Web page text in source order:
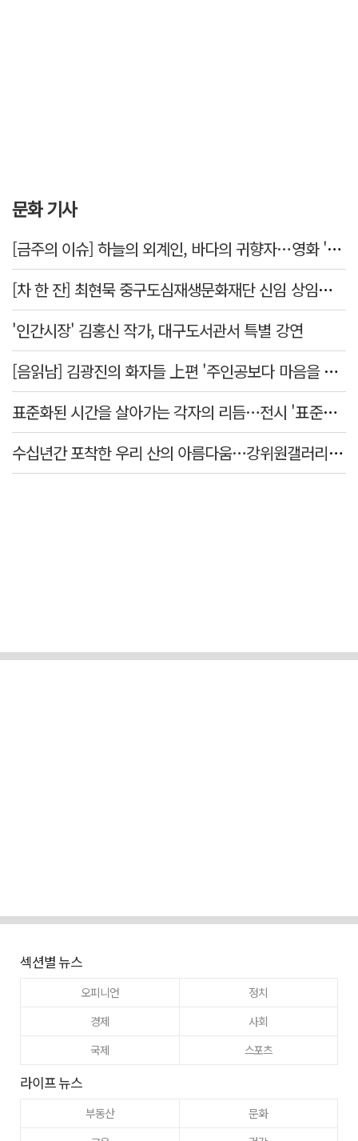
문화 기사
[금주의 이슈] 하늘의 외계인, 바다의 귀향자…영화 '호프'와 '오디세이'
[차 한 잔] 최현묵 중구도심재생문화재단 신임 상임이사 "서문시장·경상감영 등 지역 자원 활용…문화의 일상화"
'인간시장' 김홍신 작가, 대구도서관서 특별 강연
[음읽남] 김광진의 화자들 上편 '주인공보다 마음을 쓴 사람'
표준화된 시간을 살아가는 각자의 리듬…전시 '표준시차'
수십년간 포착한 우리 산의 아름다움…강위원갤러리 '팔공·지리展' 개최
섹션별 뉴스
오피니언
정치
경제
사회
국제
스포츠
라이프 뉴스
부동산
문화